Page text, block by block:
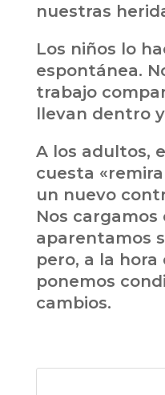
nuestras
Los niños lo
espontánea.
trabajo
llevan dentro
A los adultos,
cuesta
un nuevo
Nos cargamos
aparentamos
pero, a la hora
ponemos
cambios.